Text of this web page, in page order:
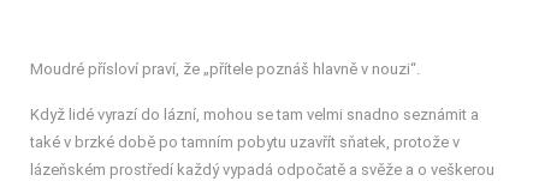
Moudré přísloví praví, že „přítele poznáš hlavně v nouzi“.
Když lidé vyrazí do lázní, mohou se tam velmi snadno seznámit a
také v brzké době po tamním pobytu uzavřít sňatek, protože v
lázeňském prostředí každý vypadá odpočatě a svěže a o veškerou